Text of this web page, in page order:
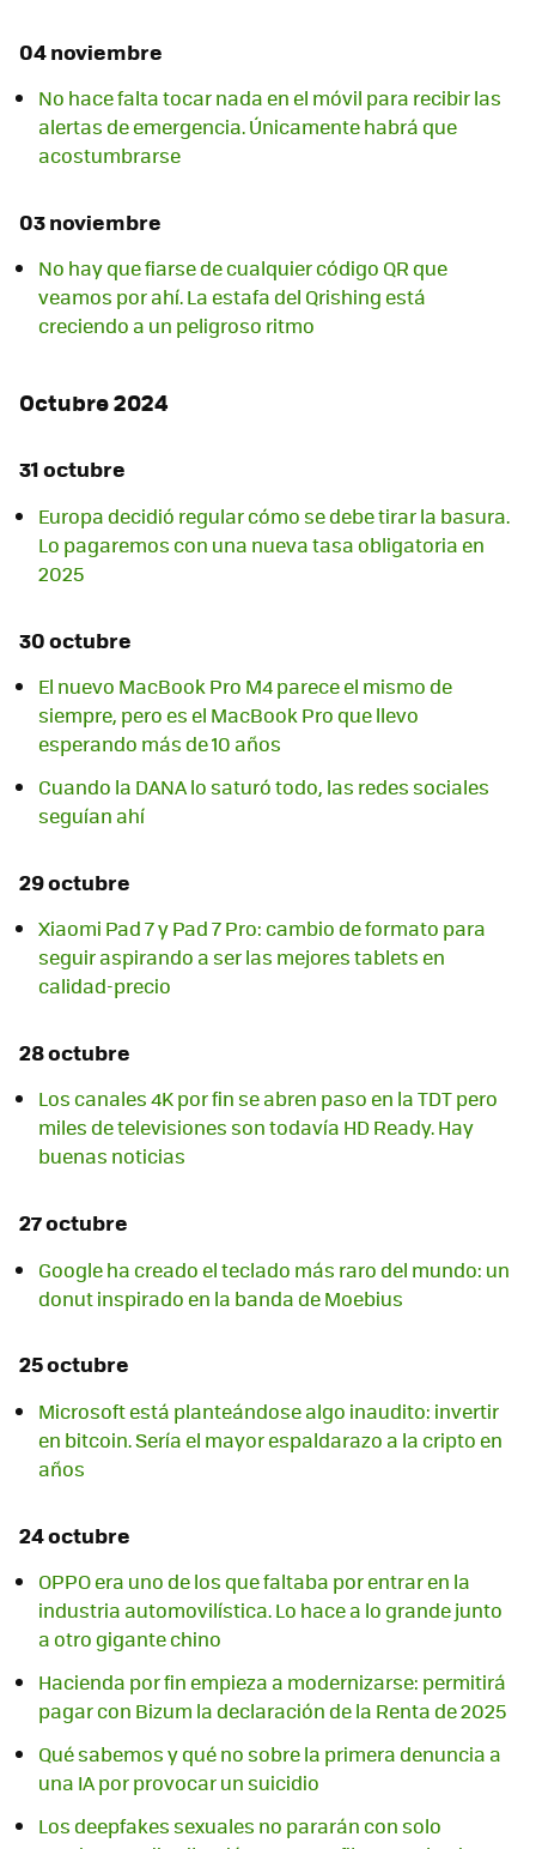
04 noviembre
No hace falta tocar nada en el móvil para recibir las
alertas de emergencia. Únicamente habrá que
acostumbrarse
03 noviembre
No hay que fiarse de cualquier código QR que
veamos por ahí. La estafa del Qrishing está
creciendo a un peligroso ritmo
Octubre 2024
31 octubre
Europa decidió regular cómo se debe tirar la basura.
Lo pagaremos con una nueva tasa obligatoria en
2025
30 octubre
El nuevo MacBook Pro M4 parece el mismo de
siempre, pero es el MacBook Pro que llevo
esperando más de 10 años
Cuando la DANA lo saturó todo, las redes sociales
seguían ahí
29 octubre
Xiaomi Pad 7 y Pad 7 Pro: cambio de formato para
seguir aspirando a ser las mejores tablets en
calidad-precio
28 octubre
Los canales 4K por fin se abren paso en la TDT pero
miles de televisiones son todavía HD Ready. Hay
buenas noticias
27 octubre
Google ha creado el teclado más raro del mundo: un
donut inspirado en la banda de Moebius
25 octubre
Microsoft está planteándose algo inaudito: invertir
en bitcoin. Sería el mayor espaldarazo a la cripto en
años
24 octubre
OPPO era uno de los que faltaba por entrar en la
industria automovilística. Lo hace a lo grande junto
a otro gigante chino
Hacienda por fin empieza a modernizarse: permitirá
pagar con Bizum la declaración de la Renta de 2025
Qué sabemos y qué no sobre la primera denuncia a
una IA por provocar un suicidio
Los deepfakes sexuales no pararán con solo